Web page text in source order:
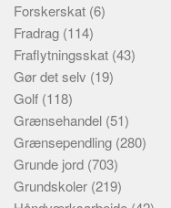
Forskerskat (6)
Fradrag (114)
Fraflytningsskat (43)
Gør det selv (19)
Golf (118)
Grænsehandel (51)
Grænsependling (280)
Grunde jord (703)
Grundskoler (219)